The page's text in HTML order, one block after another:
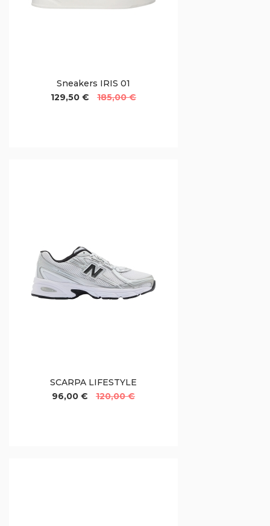
Sneakers IRIS 01
129,50 €
185,00 €
SCARPA LIFESTYLE
96,00 €
120,00 €